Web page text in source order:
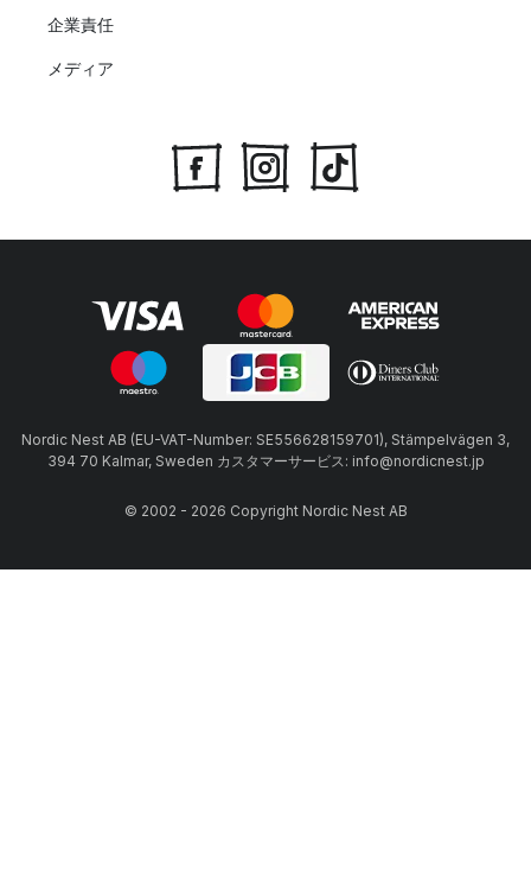
企業責任
メディア
Nordic Nest AB (EU-VAT-Number: SE556628159701), Stämpelvägen 3,
394 70 Kalmar, Sweden カスタマーサービス: info@nordicnest.jp
© 2002 - 2026 Copyright Nordic Nest AB